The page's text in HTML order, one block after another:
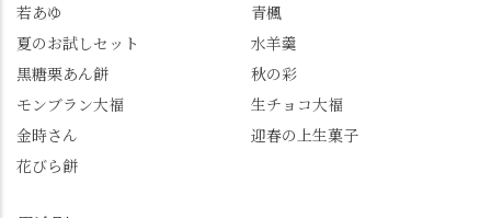
トもすぐに貯まります
し、いろんな特典もあ
していない人はぜひこ
の機会に会員登録もし
てみてね。 みなさんは
この中で気になったも
齢300年超のしだれ
桜。"玉の輿"の語源に
院と徳川綱吉の、教科
書がひっくり返るよう
な再評価のお話まで聞
若あゆ
青楓
夏のお試しセット
水羊羹
黒糖栗あん餅
秋の彩
モンブラン大福
生チョコ大福
金時さん
迎春の上生菓子
花びら餅